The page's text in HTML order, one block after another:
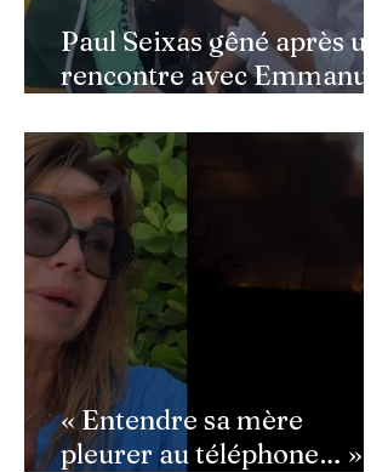
Paul Seixas gêné après une
rencontre avec Emmanuel
semé la panique dans son
équipe
« Entendre sa mère
pleurer au téléphone… » :